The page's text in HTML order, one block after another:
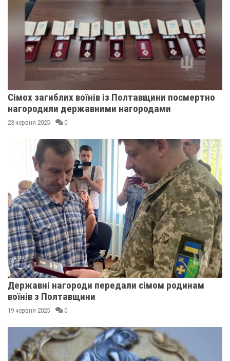
Сімох загиблих воїнів із Полтавщини посмертно
нагородили державними нагородами
23 червня 2025 0
Державні нагороди передали сімом родинам
воїнів з Полтавщини
19 червня 2025 0